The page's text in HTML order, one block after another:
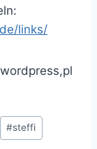
links/
#steffi